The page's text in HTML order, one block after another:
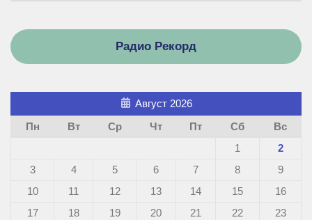
Радио Рекорд
Август 2026
Пн
Вт Ср Чт Пт Сб
Вс
1
2
3
4 5 6 7 8
9
10
11 12 13 14 15
16
17
18 19 20 21 22
23